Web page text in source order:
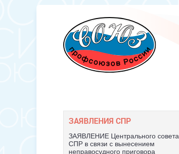
ЗАЯВЛЕНИЯ СПР
ЗАЯВЛЕНИЕ Центрального совета
СПР в связи с вынесением
неправосудного приговора